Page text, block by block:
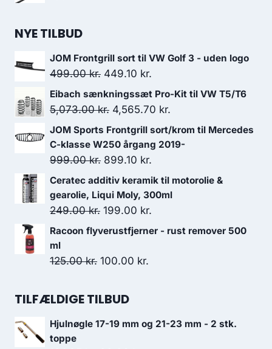
NYE TILBUD
JOM Frontgrill sort til VW Golf 3 - uden logo
499.00kr. Den
oprindelige
pris
499.00 kr..
449.10 kr.
aktuelle
pris
449.10 kr..
Eibach sænkningssæt Pro-Kit til VW T5/T6
5,073.00kr. Den
oprindelige
pris
var:
5,073.00 kr..
4,565.70 kr.
aktuelle
pris
4,565.70 kr..
JOM Sports Frontgrill sort/krom til Mercedes
C-klasse W250 årgang 2019-
999.00kr. Den
oprindelige
pris
var:
999.00 kr..
899.10 kr.
aktuelle
pris
899.10 kr..
Ceratec additiv keramik til motorolie &
gearolie, Liqui Moly, 300ml
249.00kr. Den
oprindelige
var:
199.00 kr.
aktuelle
Racoon flyverustfjerner - rust remover 500
ml
125.00kr. Den
pris
125.00 kr..
100.00 kr.
100.00 kr..
TILFÆLDIGE TILBUD
Hjulnøgle 17-19 mm og 21-23 mm - 2 stk.
toppe